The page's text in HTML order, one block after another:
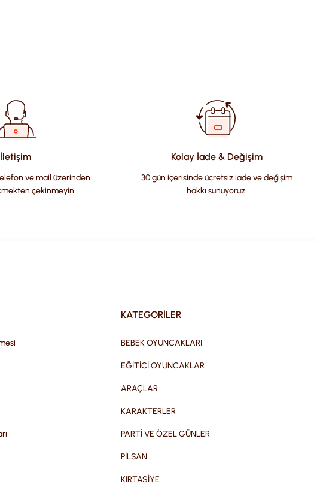
İletişim
ve mail üzerinden
çekinmeyin.
Kolay İade & Değişim
30 gün içerisinde ücretsiz iade ve değişim
hakkı sunuyoruz.
KATEGORİLER
BEBEK OYUNCAKLARI
EĞİTİCİ OYUNCAKLAR
ARAÇLAR
KARAKTERLER
PARTİ VE ÖZEL GÜNLER
PİLSAN
KIRTASİYE